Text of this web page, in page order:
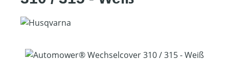
Bildergalerie überspringen